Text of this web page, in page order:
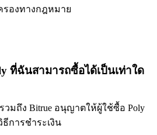
รองทางกฎหมาย
ที่ฉันสามารถซื้อได้เป็นเท่าใด
มถึง Bitrue อนุญาตให้ผู้ใช้ซื้อ Poly
การชำระเงิน